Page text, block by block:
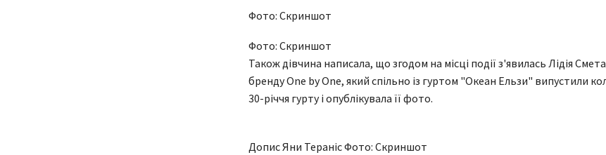
Фото: Скриншот
Фото: Скриншот
Також дівчина написала, що згодом на місці події з'явилась Лідія
бренду One by One, який спільно із гуртом "Океан Ельзи" випустили
30-річчя гурту і опублікувала її фото.
Допис Яни Тераніс Фото: Скриншот